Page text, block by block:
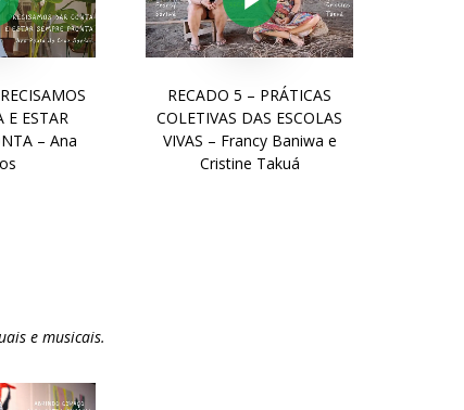
E ESTAR
– Ana
RECADO 5 – PRÁTICAS
COLETIVAS DAS ESCOLAS
VIVAS – Francy Baniwa e
Cristine Takuá
e musicais.